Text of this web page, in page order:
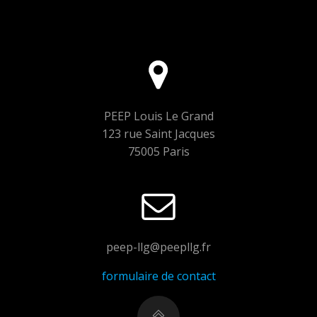
PEEP Louis Le Grand
123 rue Saint Jacques
75005 Paris
peep-llg@peepllg.fr
formulaire de contact